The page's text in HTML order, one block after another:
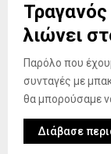
λιώνει
Παρόλο που
συνταγές με
θα μπορούσαμε
Διάβασε